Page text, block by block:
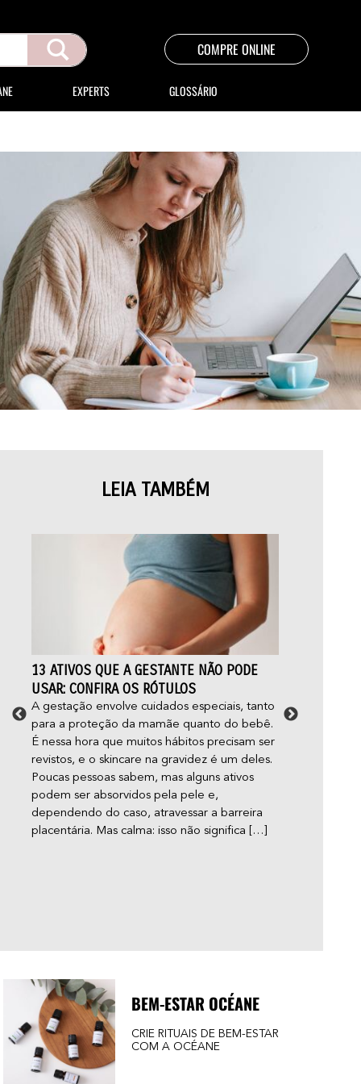
COMPRE ONLINE
EXPERTS GLOSSÁRIO
LEIA TAMBÉM
13 ATIVOS QUE A GESTANTE NÃO PODE
USAR: CONFIRA OS RÓTULOS
A gestação envolve cuidados especiais, tanto
para a proteção da mamãe quanto do bebê.
É nessa hora que muitos hábitos precisam ser
revistos, e o skincare na gravidez é um deles.
Poucas pessoas sabem, mas alguns ativos
podem ser absorvidos pela pele e,
dependendo do caso, atravessar a barreira
placentária. Mas calma: isso não significa […]
BEM-ESTAR OCÉANE
CRIE RITUAIS DE BEM-ESTAR
COM A OCÉANE